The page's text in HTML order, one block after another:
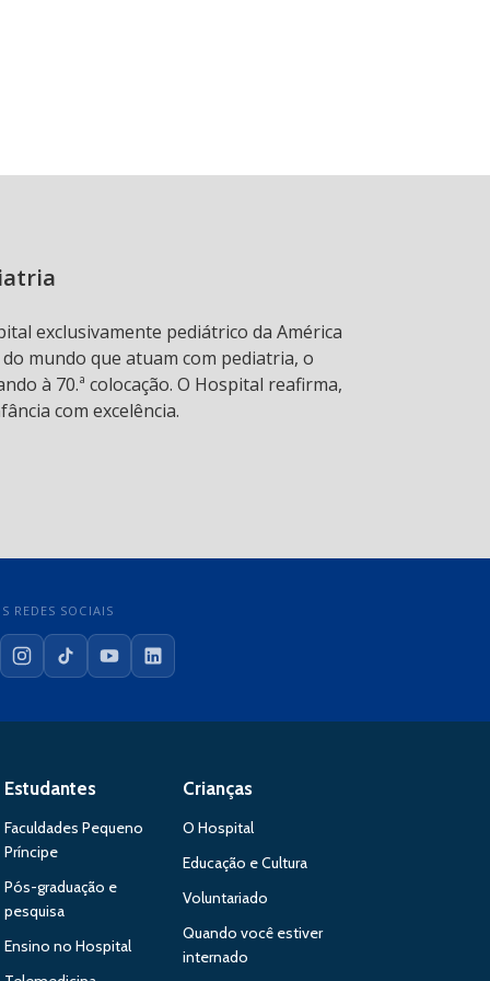
exclusivamente pediátrico da América
mundo que atuam com pediatria, o
à 70.ª colocação. O Hospital reafirma,
com excelência.
REDES SOCIAIS
Instagram
TikTokYouTubeLinkedIn
Estudantes
Faculdades Pequeno
Príncipe
Pós-graduação e
pesquisa
Ensino no Hospital
Crianças
O Hospital
Educação e Cultura
Voluntariado
Quando você estiver
internado